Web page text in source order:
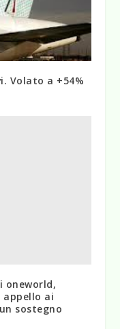
Volato a +54%
oneworld,
appello ai
sostegno